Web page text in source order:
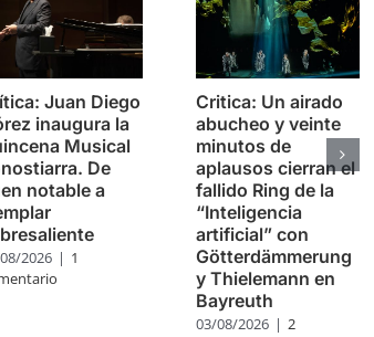
Juan Diego
inaugura la
Musical
De
notable a
2026 | 1
Critica: Un airado
abucheo y veinte
minutos de
aplausos cierran el
fallido Ring de la
“Inteligencia
artificial” con
Götterdämmerung
y Thielemann en
Bayreuth
03/08/2026 | 2